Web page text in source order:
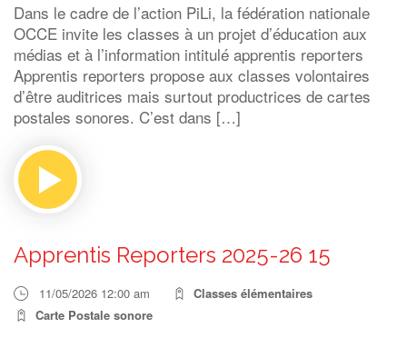
Dans le cadre de l’action PiLi, la fédération nationale
OCCE invite les classes à un projet d’éducation aux
médias et à l’information intitulé apprentis reporters
Apprentis reporters propose aux classes volontaires
d’être auditrices mais surtout productrices de cartes
postales sonores. C’est dans […]
Apprentis Reporters 2025-26 15
11/05/2026 12:00 am
Classes élémentaires
Carte Postale sonore